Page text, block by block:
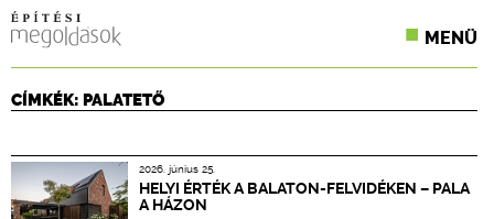
MENÜ
KONFERENCIÁK
CPR TERMÉKKIÍRÁS
CÍMKÉK: PALATETŐ
2026. június 25.
HELYI ÉRTÉK A BALATON-FELVIDÉKEN – PALA
A HÁZON